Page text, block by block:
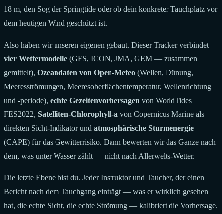
18 m, den Sog der Springtide oder ob dein konkreter Tauchplatz vor
dem heutigen Wind geschützt ist.
Also haben wir unseren eigenen gebaut. Dieser Tracker verbindet
vier Wettermodelle (GFS, ICON, JMA, GEM — zusammen
gemittelt), Ozeandaten von Open-Meteo (Wellen, Dünung,
Meeresströmungen, Meeresoberflächentemperatur, Wellenrichtung
und -periode), echte Gezeitenvorhersagen von WorldTides
FES2022, Satelliten-Chlorophyll-a von Copernicus Marine als
direkten Sicht-Indikator und atmosphärische Sturmenergie
(CAPE) für das Gewitterrisiko. Dann bewerten wir das Ganze nach
dem, was unter Wasser zählt — nicht nach Allerwelts-Wetter.
Die letzte Ebene bist du. Jeder Instruktor und Taucher, der einen
Bericht nach dem Tauchgang einträgt — was er wirklich gesehen
hat, die echte Sicht, die echte Strömung — kalibriert die Vorhersage.